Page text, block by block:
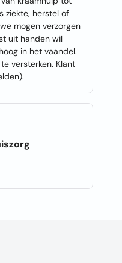
ziekte, herstel of
mogen verzorgen
uit handen wil
in het vaandel.
versterken. Klant